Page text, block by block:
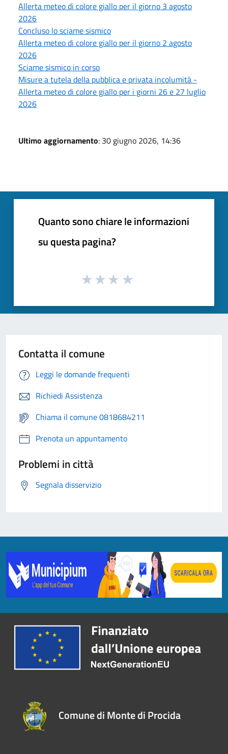
Allerta meteo di colore giallo per il giorno 3 agosto
2026
Concluso lo sciame sismico
Allerta meteo di colore giallo per il giorno 2 agosto
2026
Sciame sismico in corso
Misure a tutela della pubblica e privata incolumità -
Allerta meteo di colore giallo per i giorni 26 e 27 luglio
2026
Ultimo aggiornamento: 30 giugno 2026, 14:36
Quanto sono chiare le informazioni
su questa pagina?
Contatta il comune
Leggi le domande frequenti
Richiedi Assistenza
Chiama il comune 0818684211
Prenota un appuntamento
Problemi in città
Segnala disservizio
Comune di Monte di Procida